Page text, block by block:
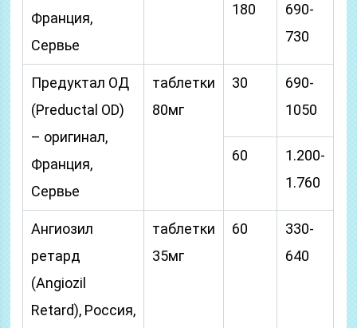
Франция,
Сервье
180
690-
730
Предуктал ОД
(Preductal OD)
– оригинал,
Франция,
Сервье
таблетки
80мг
30
690-
1050
60
1.200-
1.760
Ангиозил
ретард
(Angiozil
Retard), Россия,
таблетки
35мг
60
330-
640